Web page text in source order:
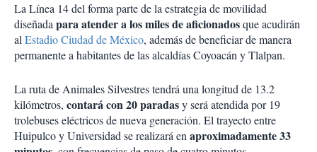
La Línea 14 del forma parte de la estrategia de movilidad
diseñadapara atender a los miles de aficionadosque acudirán
alEstadio Ciudad de México, además de beneficiar de manera
permanente a habitantes de las alcaldías Coyoacán y Tlalpan.
La ruta de Animales Silvestres tendrá una longitud de 13.2
kilómetros, contará con 20 paradasy será atendida por 19
trolebuses eléctricos de nueva generación. El trayecto entre
Huipulco y Universidad se realizará enaproximadamente 33